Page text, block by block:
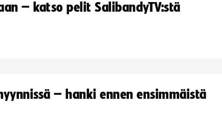
– katso pelit SalibandyTV:stä
– hanki ennen ensimmäistä